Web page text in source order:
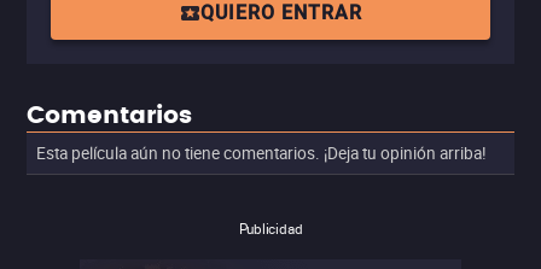
QUIERO ENTRAR
Comentarios
Esta película aún no tiene comentarios. ¡Deja tu opinión arriba!
Publicidad